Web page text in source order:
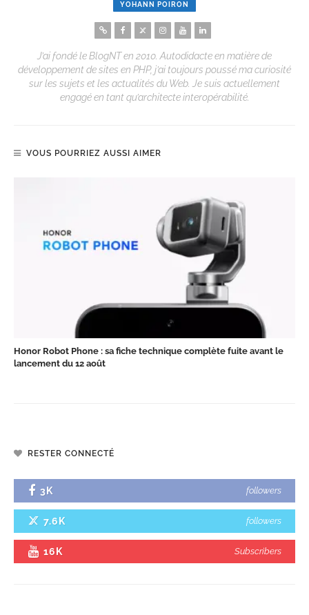
YOHANN POIRON
J’ai fondé le BlogNT en 2010. Autodidacte en matière de
développement de sites en PHP, j’ai toujours poussé ma curiosité
sur les sujets et les actualités du Web. Je suis actuellement
engagé en tant qu’architecte interopérabilité.
VOUS POURRIEZ AUSSI AIMER
Honor Robot Phone : sa fiche technique complète fuite avant le
lancement du 12 août
RESTER CONNECTÉ
3K followers
7.6K followers
16K Subscribers